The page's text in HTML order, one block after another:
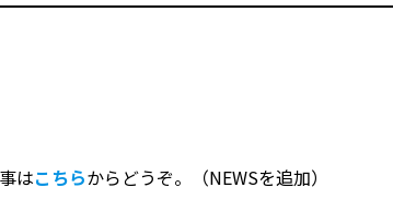
はこちらからどうぞ。（NEWSを追加）